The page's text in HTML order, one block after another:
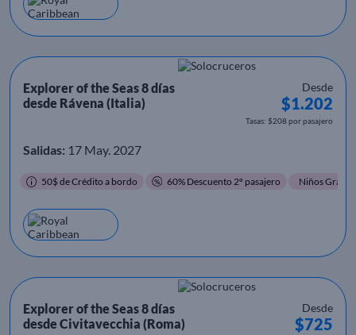
Explorer of the Seas 8 días
desde Rávena (Italia)
Desde
$1.202
Tasas: $208 por pasajero
Salidas: 17 May. 2027
50$ de Crédito a bordo 60% Descuento 2º pasajero Niños Gratis
Explorer of the Seas 8 días
desde Civitavecchia (Roma)
Desde
$725